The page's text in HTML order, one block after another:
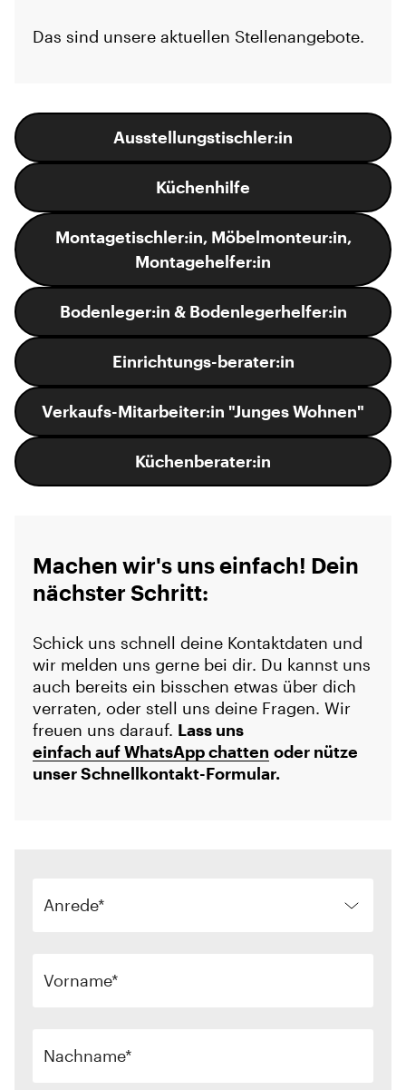
Das sind unsere aktuellen Stellenangebote.
Ausstellungstischler:in
Küchenhilfe
Montagetischler:in, Möbelmonteur:in,
Montagehelfer:in
Bodenleger:in & Bodenlegerhelfer:in
Einrichtungs-berater:in
Verkaufs-Mitarbeiter:in "Junges Wohnen"
Küchenberater:in
Machen wir's uns einfach! Dein
nächster Schritt:
Schick uns schnell deine Kontaktdaten und
wir melden uns gerne bei dir. Du kannst uns
auch bereits ein bisschen etwas über dich
verraten, oder stell uns deine Fragen. Wir
freuen uns darauf. Lass uns
einfach auf WhatsApp chatten oder nütze
unser Schnellkontakt-Formular.
Anrede
Vorname
Nachname